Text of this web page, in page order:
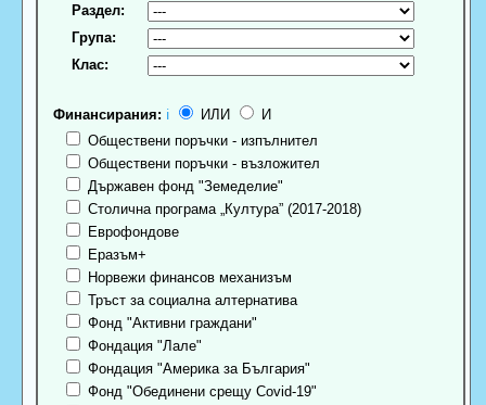
Раздел:
Група:
Клас:
Финансирания: ℹ ИЛИ
И
Обществени поръчки - изпълнител
Обществени поръчки - възложител
Държавен фонд "Земеделие"
Столична програма „Култура” (2017-2018)
Еврофондове
Еразъм+
Норвежи финансов механизъм
Тръст за социална алтернатива
Фонд "Активни граждани"
Фондация "Лале"
Фондация "Америка за България"
Фонд "Обединени срещу Covid-19"